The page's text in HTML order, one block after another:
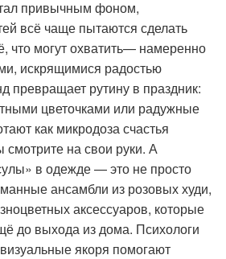
привычным фоном,
всё чаще пытаются сделать
могут охватить— намеренно
искрящимися радостью
превращает рутину в праздник:
цветочками или радужные
как микродоза счастья
смотрите на свои руки. А
в одежде — это не просто
ансамбли из розовых худи,
аксессуаров, которые
до выхода из дома. Психологи
якоря помогают